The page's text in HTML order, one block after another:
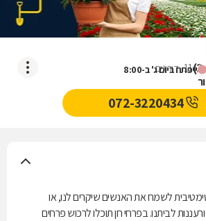
ייפתח ביום ג' ב-8:00
)
11דירוגים
072-3220434
לשמח את האנשים שיקרים לנו, או
לביתנו. בפרחי חן תוכלו לרכוש פרחים